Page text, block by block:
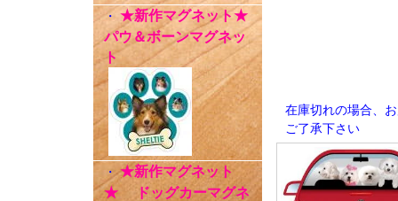
・ ★新作マグネット★
パウ＆ボーンマグネッ
ト
・★新作マグネット
★ ドッグカーマグネ
在庫切れの場合、
ご了承下さい